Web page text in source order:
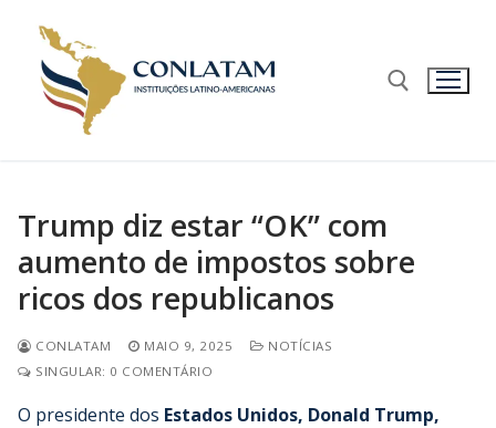
Trump diz estar “OK” com
aumento de impostos sobre
ricos dos republicanos
CONLATAM MAIO 9, 2025
NOTÍCIAS
SINGULAR: 0 COMENTÁRIO
O presidente dos Estados Unidos, Donald Trump,